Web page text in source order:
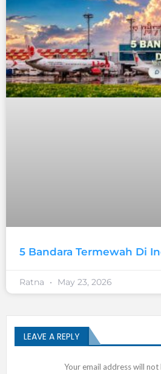
5 Bandara Termewah Di
Ratna May 23, 2026
LEAVE A REPLY
Your email address will not